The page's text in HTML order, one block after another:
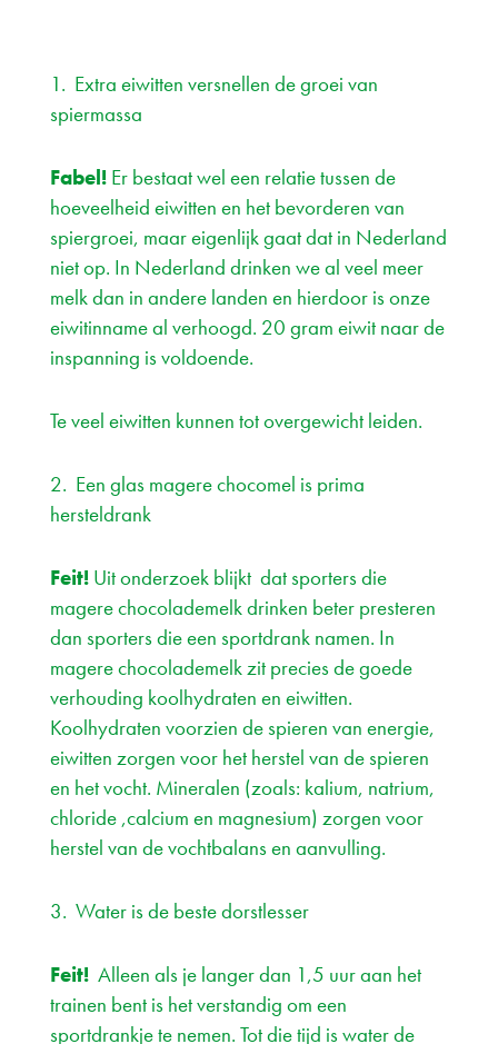
1. Extra eiwitten versnellen de groei van
spiermassa
Fabel! Er bestaat wel een relatie tussen de
hoeveelheid eiwitten en het bevorderen van
spiergroei, maar eigenlijk gaat dat in Nederland
niet op. In Nederland drinken we al veel meer
melk dan in andere landen en hierdoor is onze
eiwitinname al verhoogd. 20 gram eiwit naar de
inspanning is voldoende.
Te veel eiwitten kunnen tot overgewicht leiden.
2. Een glas magere chocomel is prima
hersteldrank
Feit!Uit onderzoek blijkt dat sporters die
magere chocolademelk drinken beter presteren
dan sporters die een sportdrank namen. In
magere chocolademelk zit precies de goede
verhouding koolhydraten en eiwitten.
Koolhydraten voorzien de spieren van energie,
eiwitten zorgen voor het herstel van de spieren
en het vocht. Mineralen (zoals: kalium, natrium,
chloride ,calcium en magnesium) zorgen voor
herstel van de vochtbalans en aanvulling.
3. Water is de beste dorstlesser
Feit!Alleen als je langer dan 1,5 uur aan het
trainen bent is het verstandig om een
sportdrankje te nemen. Tot die tijd is water de